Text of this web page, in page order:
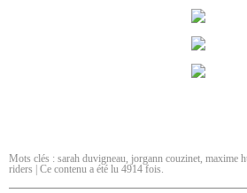
Mots clés : sarah duvigneau, jorgann couzinet, maxime
riders | Ce contenu a été lu 4914 fois.